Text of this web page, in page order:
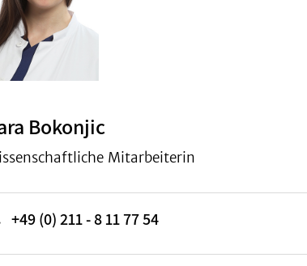
Bokonjic
Mitarbeiterin
+49 (0) 211 - 8 11 77 54